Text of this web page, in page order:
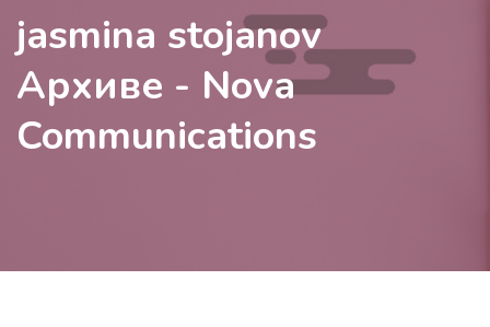
jasmina stojanov
Архиве - Nova
Communications